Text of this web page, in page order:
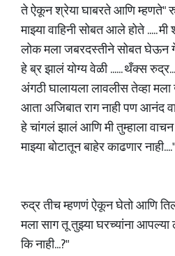
ते ऐकून श्रेया घाबरते आणि म्हणते"
माझ्या वाहिनी सोबत आले होते .....
लोक मला जबरदस्तीने सोबत घेऊन
हे ब्र झालं योग्य वेळी ...... थँक्स
अंगठी घालायला लावलीस तेव्हा
आता अजिबात राग नाही पण आनंद
हे चांगलं झालं आणि मी तुम्हाला
माझ्या बोटातून बाहेर काढणार नाही...."
रुद्र तीच म्हणणं ऐकून घेतो आणि
मला साग तू तुझ्या घरच्यांना
कि नाही...?"